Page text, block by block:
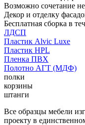
Возможно сочетание
Декор и отделку
Бесплатная сборка в
ЛДСП
Пластик Alvic Luxe
Пластик HPL
Пленка ПВХ
Полотно АГТ (МДФ)
полки
корзины
штанги
Все образцы мебели
проекту в